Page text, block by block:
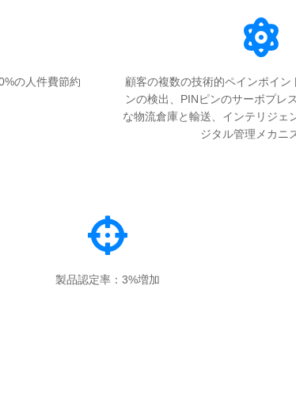
の人件費節約
顧客の複数の技術的ペインポイン
ンの検出、PINピンのサーボプレ
な物流倉庫と輸送、インテリジェ
ジタル管理メカニ
製品認定率：3%増加